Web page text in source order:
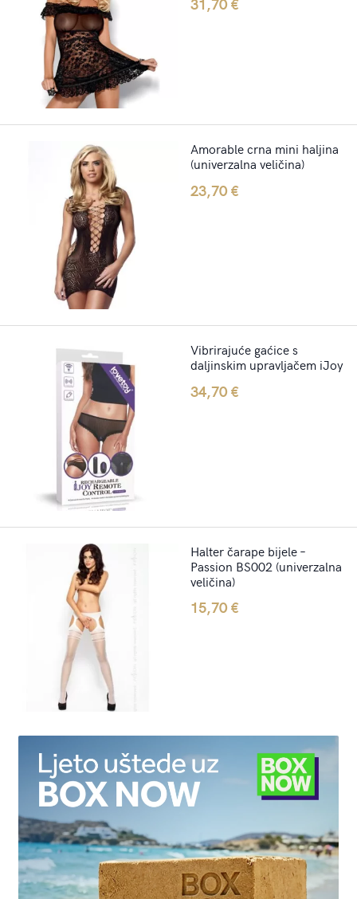
Amorable crna mini haljina
(univerzalna veličina)
23,70€
Vibrirajuće gaćice s
daljinskim upravljačem iJoy
34,70€
Halter čarape bijele –
Passion BS002 (univerzalna
veličina)
15,70€